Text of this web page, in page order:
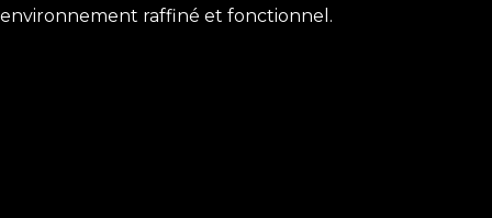
environnement raffiné et fonctionnel.